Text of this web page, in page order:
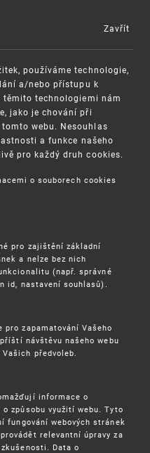
MENU
používáme technologie,
a/nebo přístupu k
technologiemi nám
jako je chování při
webu. Nesouhlas
a funkce našeho
pro každý druh cookies.
o souborech cookies
pro zajištění základní
a nelze bez nich
(např. správné
id, nastavení souhlasů).
pro zapamatování Vašeho
návštěvu našeho webu
předvoleb.
informace o
způsobu využití webu. Tyto
fungování webových stránek
relevantní úpravy za
Data o
Zavřít